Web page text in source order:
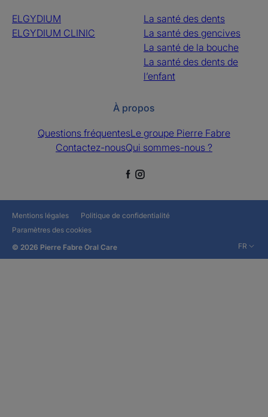
ELGYDIUM
ELGYDIUM CLINIC
La santé des dents
La santé des gencives
La santé de la bouche
La santé des dents de
l’enfant
À propos
Questions fréquentesLe groupe Pierre Fabre
Contactez-nousQui sommes-nous ?
Mentions légales
Politique de confidentialité
Paramètres des cookies
© 2026 Pierre Fabre Oral Care
FR